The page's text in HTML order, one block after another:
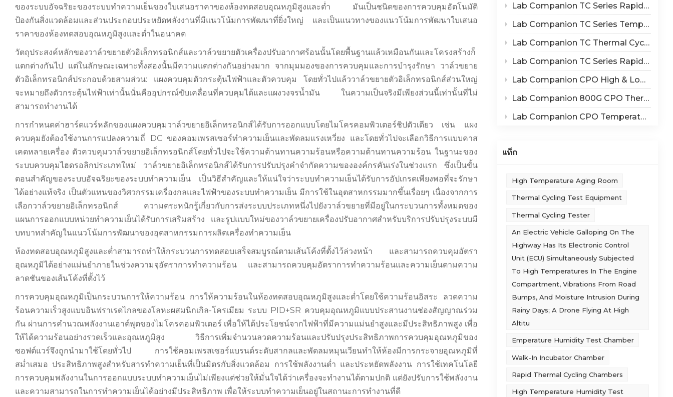
日本語
Tiếng Việt
中文
Lab Companion TC Series Rapid Thermal Cycling Chamber: Reproduce Long-Term Thermal Fatigue Failure of Electronic Devices
Lab Companion TC Series Temperature Cycling vs TS Series Thermal Shock Test Chamber – Application & Selection Guide
Lab Companion TC Thermal Cycle vs TS Thermal Shock Test: Mechanisms of Thermo-Mechanical Failure and Equipment Parameter Correlation
Lab Companion TC Series Rapid Temperature Change Chamber: 1℃/min~25℃/min | The Truth of CPO Thermal Cycling Rate
Lab Companion CPO High & Low Temperature Aging Chamber – Ultimate Solution for Silicon Photonics Long-Term Reliability Validation
Lab Companion 800G CPO Thermal Cycling Test Equipment — Reliable Solution for High-Speed Optical Device Qualification
Lab Companion CPO Temperature & Humidity Test Chambers: Reliable Environmental Testing Solutions for Co-packaged Optics Reliability Validation
แท็ก
High Temperature Aging Room
Thermal Cycling Test Equipment
Thermal Cycling Tester
An Electric Vehicle Galloping On The
Highway Has Its Electronic Control
Unit (ECU) Simultaneously Subjected
To High Temperatures In The Engine
Compartment, Vibrations From Road
Bumps, And Moisture Intrusion During
Rainy Days; A Drone Flying At High
Altitu
Emperature Humidity Test Chamber
Walk-In Incubator Chamber
Rapid Thermal Cycling Chambers
High Temperature Humidity Test
ของระบบอัจฉริยะของระบบทำความเย็นของใบเสนอราคาของห้องทดสอบอุณหภูมิสูงและต่ำ มันเป็นชนิดของการควบคุมอัตโนมัติ
ป้องกันสิ่งแวดล้อมและส่วนประกอบประหยัดพลังงานที่มีแนวโน้มการพัฒนาที่ยิ่งใหญ่ และเป็นแนวทางของแนวโน้มการพัฒนาใบเสนอ
ราคาของห้องทดสอบอุณหภูมิสูงและต่ำในอนาคต
วัตถุประสงค์หลักของวาล์วขยายตัวอิเล็กทรอนิกส์และวาล์วขยายตัวเครื่องปรับอากาศร้อนนั้นโดยพื้นฐานแล้วเหมือนกันและโครงสร้างก็
แตกต่างกันไป แต่ในลักษณะเฉพาะทั้งสองนั้นมีความแตกต่างกันอย่างมาก จากมุมมองของการควบคุมและการบำรุงรักษา วาล์วขยาย
ตัวอิเล็กทรอนิกส์ประกอบด้วยสามส่วน: แผงควบคุมตัวกระตุ้นไฟฟ้าและตัวควบคุม โดยทั่วไปแล้ววาล์วขยายตัวอิเล็กทรอนิกส์ส่วนใหญ่
จะหมายถึงตัวกระตุ้นไฟฟ้าเท่านั้นนั่นคืออุปกรณ์ขับเคลื่อนที่ควบคุมได้และแผงวงจรน้ำมัน ในความเป็นจริงมีเพียงส่วนนี้เท่านั้นที่ไม่
สามารถทำงานได้
การกำหนดค่าฮาร์ดแวร์หลักของแผงควบคุมวาล์วขยายอิเล็กทรอนิกส์ได้รับการออกแบบโดยไมโครคอมพิวเตอร์ชิปตัวเดียว เช่น แผง
ควบคุมยังต้องใช้งานการแปลงความถี่ DC ของคอมเพรสเซอร์ทำความเย็นและพัดลมแรงเหวี่ยง และโดยทั่วไปจะเลือกวิธีการแบบคาส
เคดหลายเครื่อง ตัวควบคุมวาล์วขยายอิเล็กทรอนิกส์โดยทั่วไปจะใช้ความต้านทานความร้อนหรือความต้านทานความร้อน ในฐานะของ
ระบบควบคุมไฮดรอลิกประเภทใหม่ วาล์วขยายอิเล็กทรอนิกส์ได้รับการปรับปรุงคำจำกัดความขององค์กรคันเร่งในช่วงแรก ซึ่งเป็นขั้น
ตอนสำคัญของระบบอัจฉริยะของระบบทำความเย็น เป็นวิธีสำคัญและให้แน่ใจว่าระบบทำความเย็นได้รับการอัปเกรดเพียงพอที่จะรักษา
ได้อย่างแท้จริง เป็นตัวแทนของวิศวกรรมเครื่องกลและไฟฟ้าของระบบทำความเย็น มีการใช้ในอุตสาหกรรมมากขึ้นเรื่อยๆ เนื่องจากการ
เลือกวาล์วขยายอิเล็กทรอนิกส์ ความตระหนักรู้เกี่ยวกับการส่งระบบประเภทหนึ่งไปยังวาล์วขยายที่มีอยู่ในกระบวนการทั้งหมดของ
แผนการออกแบบหน่วยทำความเย็นได้รับการเสริมสร้าง และรูปแบบใหม่ของวาล์วขยายเครื่องปรับอากาศสำหรับบริการปรับปรุงระบบมี
บทบาทสำคัญในแนวโน้มการพัฒนาของอุตสาหกรรมการผลิตเครื่องทำความเย็น
ห้องทดสอบอุณหภูมิสูงและต่ำสามารถทำให้กระบวนการทดสอบเสร็จสมบูรณ์ตามเส้นโค้งที่ตั้งไว้ล่วงหน้า และสามารถควบคุมอัตรา
อุณหภูมิได้อย่างแม่นยำภายในช่วงความจุอัตราการทำความร้อน และสามารถควบคุมอัตราการทำความร้อนและความเย็นตามความ
ลาดชันของเส้นโค้งที่ตั้งไว้
การควบคุมอุณหภูมิเป็นกระบวนการให้ความร้อน การให้ความร้อนในห้องทดสอบอุณหภูมิสูงและต่ำโดยใช้ความร้อนอิสระ ลวดความ
ร้อนความเร็วสูงแบบอินฟราเรดไกลของโลหะผสมนิกเกิล-โครเมียม ระบบ PID+SR ควบคุมอุณหภูมิแบบประสานงานช่องสัญญาณร่วม
กัน ผ่านการคำนวณพลังงานเอาต์พุตของไมโครคอมพิวเตอร์ เพื่อให้ได้ประโยชน์จากไฟฟ้าที่มีความแม่นยำสูงและมีประสิทธิภาพสูง เพื่อ
ให้ได้ความร้อนอย่างรวดเร็วและอุณหภูมิสูง วิธีการเพิ่มจำนวนลวดความร้อนและปรับปรุงประสิทธิภาพการควบคุมอุณหภูมิของ
ซอฟต์แวร์จึงถูกนำมาใช้โดยทั่วไป การใช้คอมเพรสเซอร์แบรนด์ระดับสากลและพัดลมหมุนเวียนทำให้ห้องมีการกระจายอุณหภูมิที่
สม่ำเสมอ ประสิทธิภาพสูงสำหรับสารทำความเย็นที่เป็นมิตรกับสิ่งแวดล้อม การใช้พลังงานต่ำ และประหยัดพลังงาน การใช้เทคโนโลยี
การควบคุมพลังงานในการออกแบบระบบทำความเย็นไม่เพียงแต่ช่วยให้มั่นใจได้ว่าเครื่องจะทำงานได้ตามปกติ แต่ยังปรับการใช้พลังงาน
และความสามารถในการทำความเย็นได้อย่างมีประสิทธิภาพ เพื่อให้ระบบทำความเย็นอยู่ในสถานะการทำงานที่ดี